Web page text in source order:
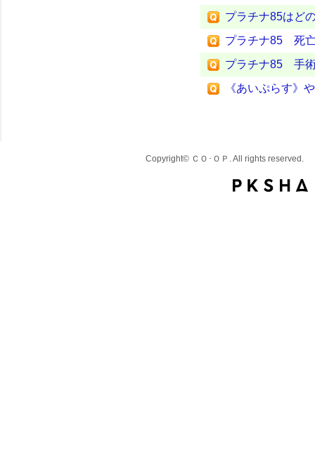
プラチナ85はど
プラチナ85 死亡
プラチナ85 手術
《あいぷらす》
Copyright© ＣＯ･ＯＰ. All rights reserved.